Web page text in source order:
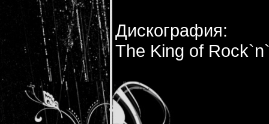
Дискография:
The King of